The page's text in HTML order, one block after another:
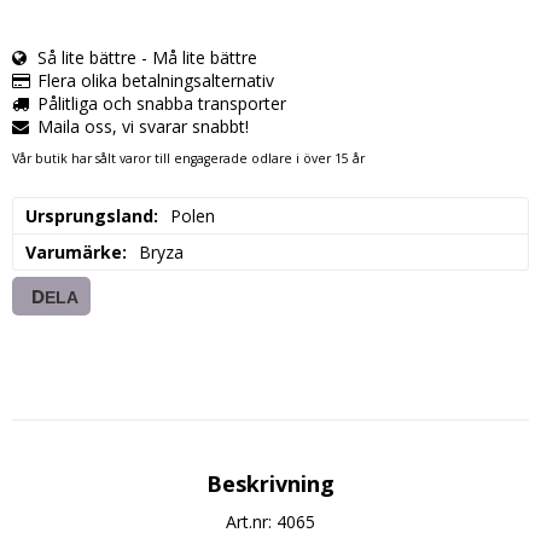
Så lite bättre - Må lite bättre
Flera olika betalningsalternativ
Pålitliga och snabba transporter
Maila oss, vi svarar snabbt!
Vår butik har sålt varor till engagerade odlare i över 15 år
Ursprungsland
Polen
Varumärke
Bryza
DELA
Beskrivning
Art.nr: 4065